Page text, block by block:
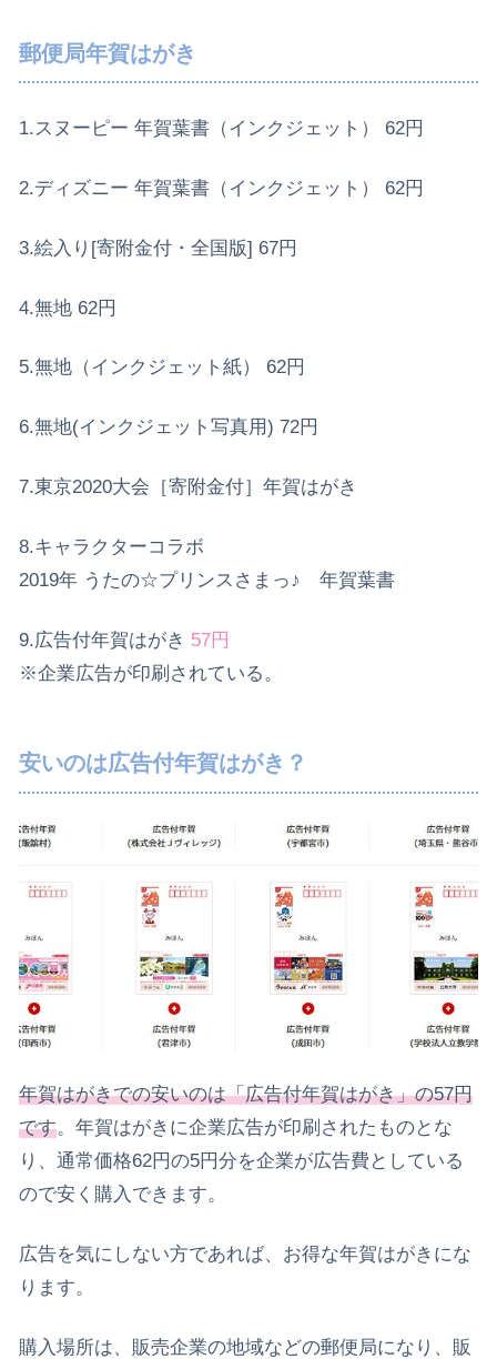
郵便局年賀はがき
1.スヌーピー 年賀葉書（インクジェット） 62円
2.ディズニー 年賀葉書（インクジェット） 62円
3.絵入り[寄附金付・全国版] 67円
4.無地 62円
5.無地（インクジェット紙） 62円
6.無地(インクジェット写真用) 72円
7.東京2020大会［寄附金付］年賀はがき
8.キャラクターコラボ
2019年 うたの☆プリンスさまっ♪ 年賀葉書
9.広告付年賀はがき 57円
※企業広告が印刷されている。
安いのは広告付年賀はがき？
年賀はがきでの安いのは「広告付年賀はがき」の57円
です。年賀はがきに企業広告が印刷されたものとな
り、通常価格62円の5円分を企業が広告費としている
ので安く購入できます。
広告を気にしない方であれば、お得な年賀はがきにな
ります。
購入場所は、販売企業の地域などの郵便局になり、販